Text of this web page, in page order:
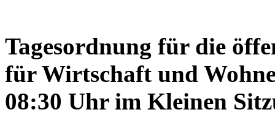
Tagesordnung für die
für Wirtschaft und
08:30 Uhr im Kleinen